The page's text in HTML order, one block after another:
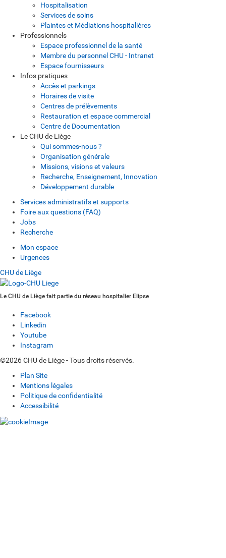
Hospitalisation
Services de soins
Plaintes et Médiations hospitalières
Professionnels
Espace professionnel de la santé
Membre du personnel CHU - Intranet
Espace fournisseurs
Infos pratiques
Accès et parkings
Horaires de visite
Centres de prélèvements
Restauration et espace commercial
Centre de Documentation
Le CHU de Liège
Qui sommes-nous ?
Organisation générale
Missions, visions et valeurs
Recherche, Enseignement, Innovation
Développement durable
Services administratifs et supports
Foire aux questions (FAQ)
Jobs
Recherche
Mon espace
Urgences
CHU de Liège
Le CHU de Liège fait partie du réseau hospitalier Elipse
Facebook
Linkedin
Youtube
Instagram
©2026 CHU de Liège - Tous droits réservés.
Plan Site
Mentions légales
Politique de confidentialité
Accessibilité